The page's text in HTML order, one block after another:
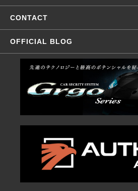
CONTACT
OFFICIAL BLOG